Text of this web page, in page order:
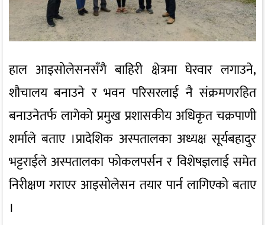
हाल आइसोलेसनसँगै बाहिरी क्षेत्रमा घेरवार लगाउने,
शौचालय बनाउने र भवन परिसरलाई नै संक्रमणरहित
बनाउनेतर्फ लागेको प्रमुख प्रशासकीय अधिकृत चक्रपाणी
शर्माले बताए ।प्रादेशिक अस्पतालका अध्यक्ष सूर्यबहादुर
भट्टराईले अस्पतालका फोकलपर्सन र विशेषज्ञलाई समेत
निरीक्षण गराएर आइसोलेसन तयार पार्न लागिएको बताए
।